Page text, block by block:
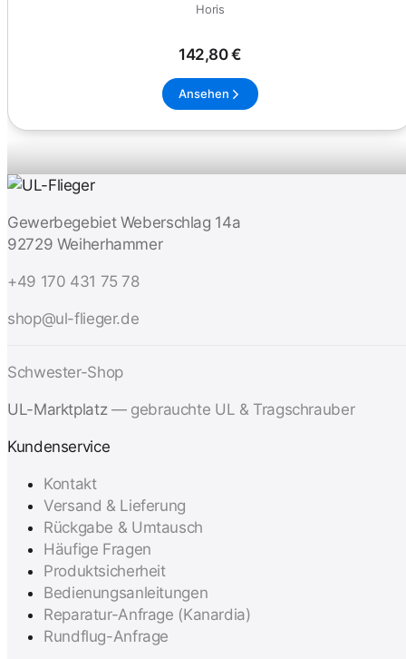
Horis
142,80 €
Ansehen
Gewerbegebiet Weberschlag 14a
92729 Weiherhammer
+49 170 431 75 78
shop@ul-flieger.de
Schwester-Shop
UL-Marktplatz — gebrauchte UL & Tragschrauber
Kundenservice
Kontakt
Versand & Lieferung
Rückgabe & Umtausch
Häufige Fragen
Produktsicherheit
Bedienungsanleitungen
Reparatur-Anfrage (Kanardia)
Rundflug-Anfrage